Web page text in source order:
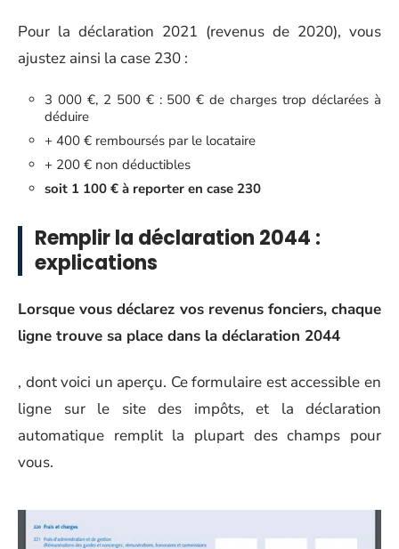
Pour la déclaration 2021 (revenus de 2020), vous
ajustez ainsi la case 230 :
3 000 €, 2 500 € : 500 € de charges trop déclarées à
déduire
+ 400 € remboursés par le locataire
+ 200 € non déductibles
soit 1 100 € à reporter en case 230
Remplir la déclaration 2044 :
explications
Lorsque vous déclarez vos revenus fonciers, chaque
ligne trouve sa place dans la déclaration 2044
, dont voici un aperçu. Ce formulaire est accessible en
ligne sur le site des impôts, et la déclaration
automatique remplit la plupart des champs pour
vous.